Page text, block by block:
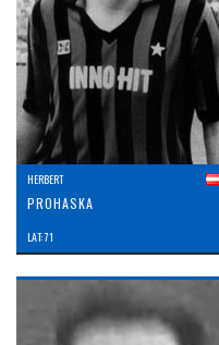
HERBERT
PROHASKA
LAT: 71